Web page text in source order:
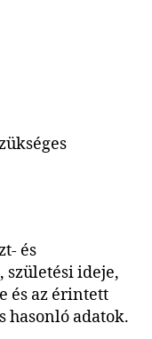
és
születési ideje,
és az érintett
hasonló adatok.